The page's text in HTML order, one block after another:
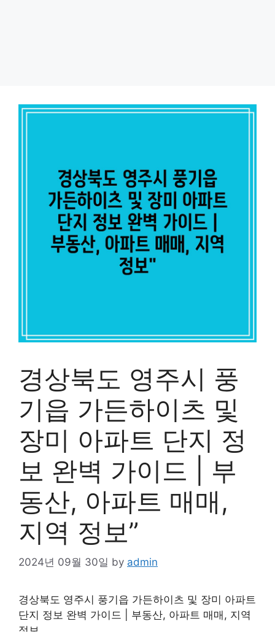
경상북도 영주시 풍
기읍 가든하이츠 및
장미 아파트 단지 정
보 완벽 가이드 | 부
동산, 아파트 매매,
지역 정보”
2024년 09월 30일 by admin
경상북도 영주시 풍기읍 가든하이츠 및 장미 아파트
단지 정보 완벽 가이드 | 부동산, 아파트 매매, 지역